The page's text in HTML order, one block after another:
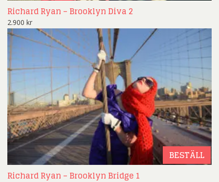
Richard Ryan – Brooklyn Diva 2
2.900 kr
BESTÄLL
Richard Ryan – Brooklyn Bridge 1